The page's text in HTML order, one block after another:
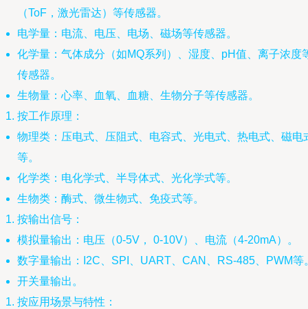
（ToF，激光雷达）等传感器。
电学量：电流、电压、电场、磁场等传感器。
化学量：气体成分（如MQ系列）、湿度、pH值、离子浓度
传感器。
生物量：心率、血氧、血糖、生物分子等传感器。
按工作原理：
物理类：压电式、压阻式、电容式、光电式、热电式、磁电
等。
化学类：电化学式、半导体式、光化学式等。
生物类：酶式、微生物式、免疫式等。
按输出信号：
模拟量输出：电压（0-5V， 0-10V）、电流（4-20mA）。
数字量输出：I2C、SPI、UART、CAN、RS-485、PWM等
开关量输出。
按应用场景与特性：